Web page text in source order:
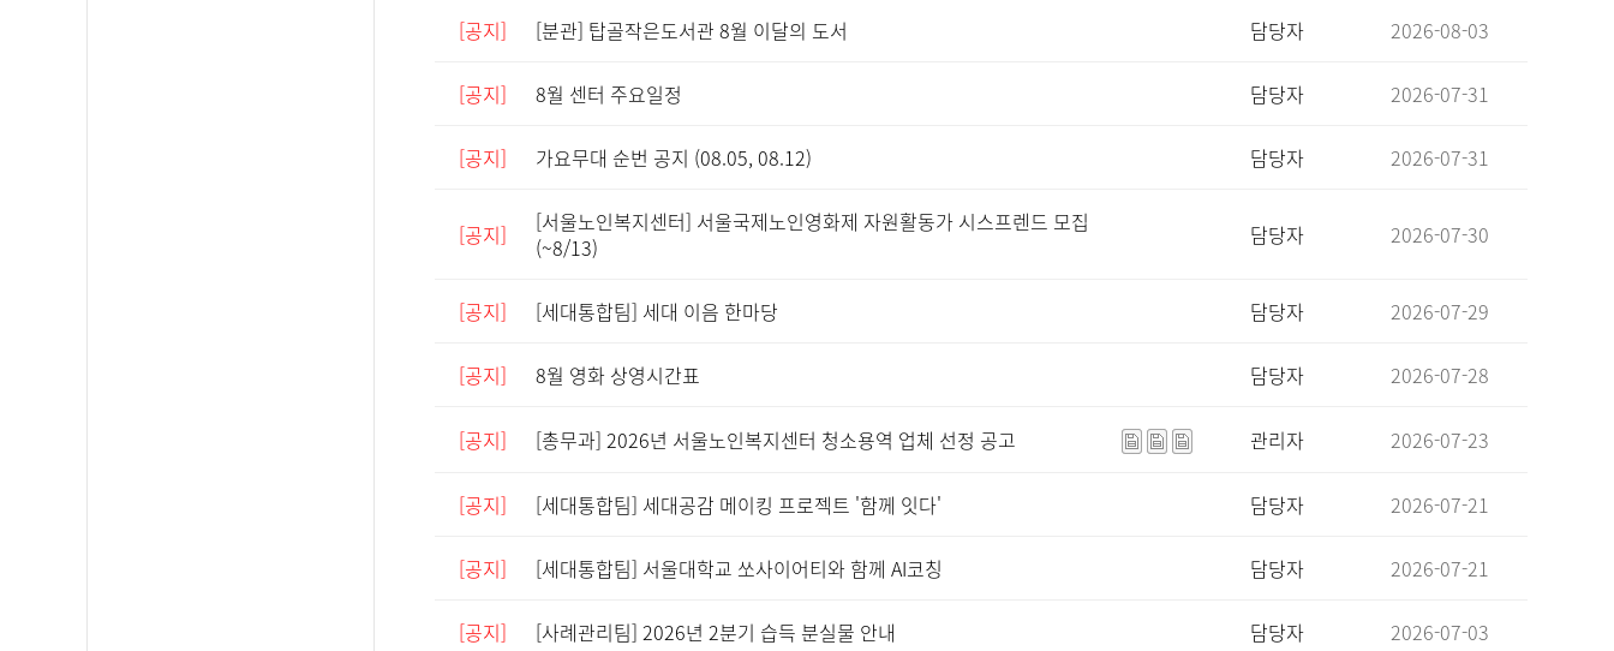
[공지] [분관] 탑골작은도서관 8월 이달의 도서 담당자 2026-08-03
[공지] 8월 센터 주요일정 담당자 2026-07-31
[공지] 가요무대 순번 공지 (08.05, 08.12) 담당자 2026-07-31
[공지]
[서울노인복지센터] 서울국제노인영화제 자원활동가 시스프렌드 모집
(~8/13)
담당자 2026-07-30
[공지] [세대통합팀] 세대 이음 한마당 담당자 2026-07-29
[공지] 8월 영화 상영시간표 담당자 2026-07-28
[공지] [총무과] 2026년 서울노인복지센터 청소용역 업체 선정 공고 관리자 2026-07-23
[공지] [세대통합팀] 세대공감 메이킹 프로젝트 '함께 잇다' 담당자 2026-07-21
[공지] [세대통합팀] 서울대학교 쏘사이어티와 함께 AI코칭 담당자 2026-07-21
[공지] [사례관리팀] 2026년 2분기 습득 분실물 안내 담당자 2026-07-03